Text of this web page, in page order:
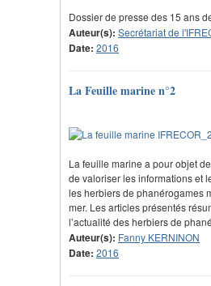
Dossier de presse des 15 ans
Auteur(s): Secrétariat de
Date: 2016
La Feuille marine n°2
La feuille marine a pour objet
de valoriser les informations et
les herbiers de phanérogames
mer. Les articles présentés
l’actualité des herbiers de
Auteur(s): Fanny KERNINON
Date: 2016